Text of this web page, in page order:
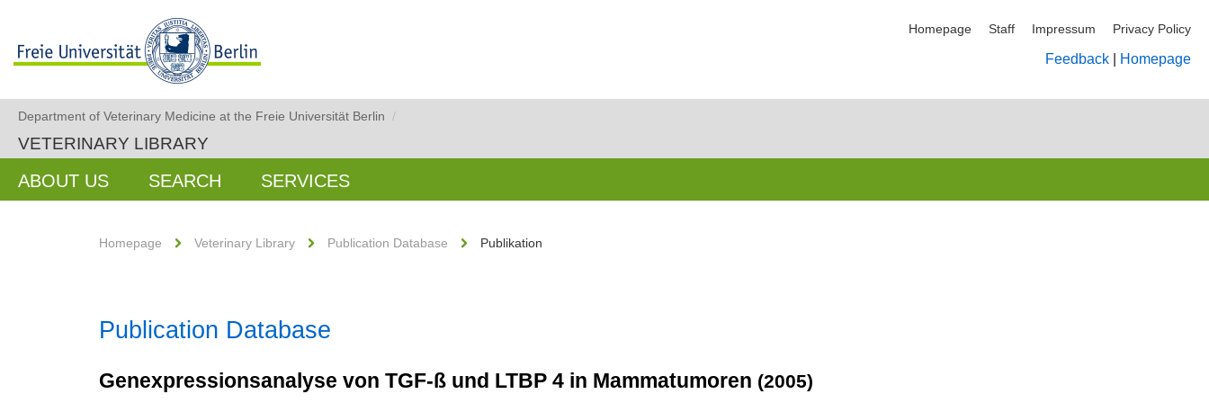
Homepage Staff Impressum Privacy Policy
Feedback Homepage
Department of Veterinary Medicine at the Freie Universität Berlin /
VETERINARY LIBRARY
ABOUT US SEARCH SERVICES
Homepage Veterinary Library Publication Database Publikation
Publication Database
Genexpressionsanalyse von TGF-ß und LTBP 4 in Mammatumoren (2005)